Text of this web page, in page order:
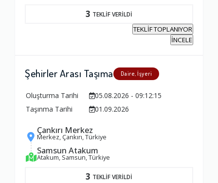
3 TEKLİF VERİLDİ
TEKLİF TOPLANIYOR
İNCELE
Şehirler Arası Taşıma Daire, İşyeri
Oluşturma Tarihi
05.08.2026 - 09:12:15
Taşınma Tarihi
01.09.2026
Çankırı Merkez
Merkez, Çankırı, Türkiye
Samsun Atakum
Atakum, Samsun, Türkiye
3 TEKLİF VERİLDİ